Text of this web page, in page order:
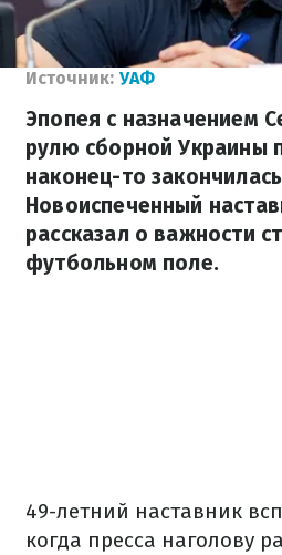
Источник: УАФ
Эпопея с назначением
рулю сборной Украины
наконец-то
Новоиспеченный
рассказал о важности
футбольном поле.
49-летний наставник
когда пресса наголову